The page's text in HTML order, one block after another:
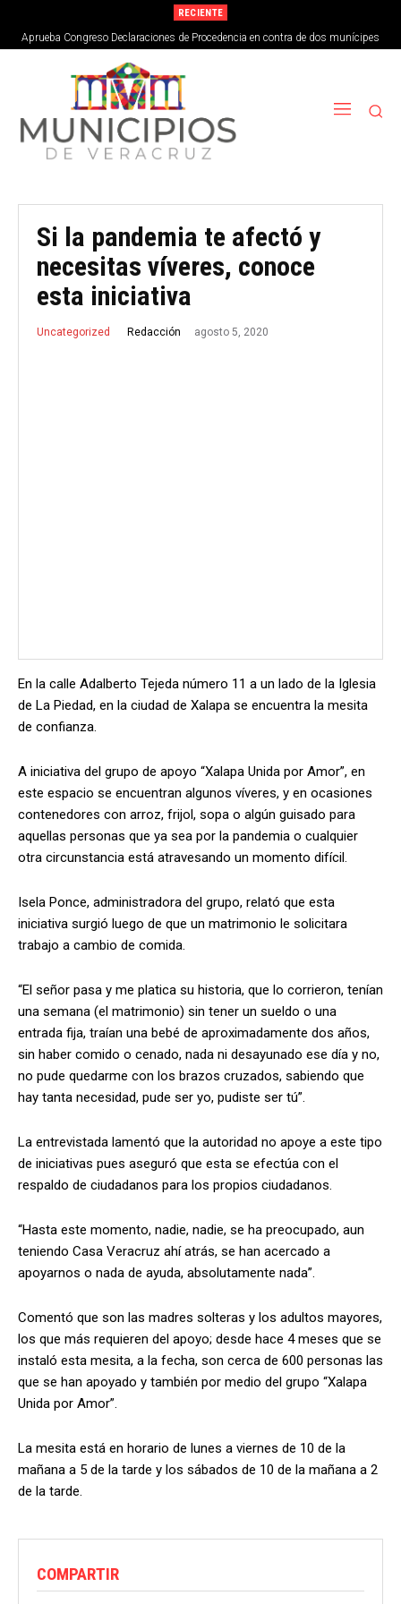
RECIENTE
Aprueba Congreso Declaraciones de Procedencia en contra de dos munícipes
Si la pandemia te afectó y
necesitas víveres, conoce
esta iniciativa
Uncategorized Redacción agosto 5, 2020
En la calle Adalberto Tejeda número 11 a un lado de la Iglesia
de La Piedad, en la ciudad de Xalapa se encuentra la mesita
de confianza.
A iniciativa del grupo de apoyo “Xalapa Unida por Amor”, en
este espacio se encuentran algunos víveres, y en ocasiones
contenedores con arroz, frijol, sopa o algún guisado para
aquellas personas que ya sea por la pandemia o cualquier
otra circunstancia está atravesando un momento difícil.
Isela Ponce, administradora del grupo, relató que esta
iniciativa surgió luego de que un matrimonio le solicitara
trabajo a cambio de comida.
“El señor pasa y me platica su historia, que lo corrieron, tenían
una semana (el matrimonio) sin tener un sueldo o una
entrada fija, traían una bebé de aproximadamente dos años,
sin haber comido o cenado, nada ni desayunado ese día y no,
no pude quedarme con los brazos cruzados, sabiendo que
hay tanta necesidad, pude ser yo, pudiste ser tú”.
La entrevistada lamentó que la autoridad no apoye a este tipo
de iniciativas pues aseguró que esta se efectúa con el
respaldo de ciudadanos para los propios ciudadanos.
“Hasta este momento, nadie, nadie, se ha preocupado, aun
teniendo Casa Veracruz ahí atrás, se han acercado a
apoyarnos o nada de ayuda, absolutamente nada”.
Comentó que son las madres solteras y los adultos mayores,
los que más requieren del apoyo; desde hace 4 meses que se
instaló esta mesita, a la fecha, son cerca de 600 personas las
que se han apoyado y también por medio del grupo “Xalapa
Unida por Amor”.
La mesita está en horario de lunes a viernes de 10 de la
mañana a 5 de la tarde y los sábados de 10 de la mañana a 2
de la tarde.
COMPARTIR